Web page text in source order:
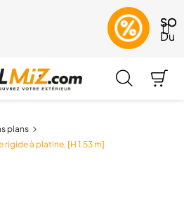
SOLDES jusqu'à -30%
Du 29 juillet au 24 août
plans
rigide à platine, [H 1.53 m]